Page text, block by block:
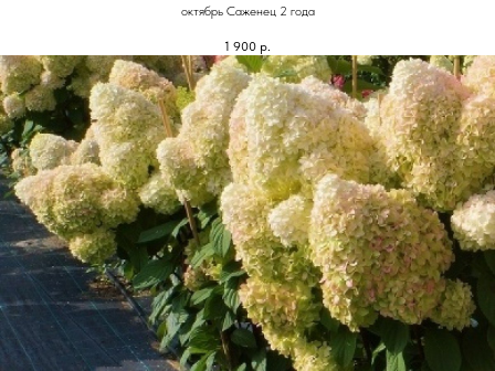
октябрь Саженец 2 года
1 900 р.